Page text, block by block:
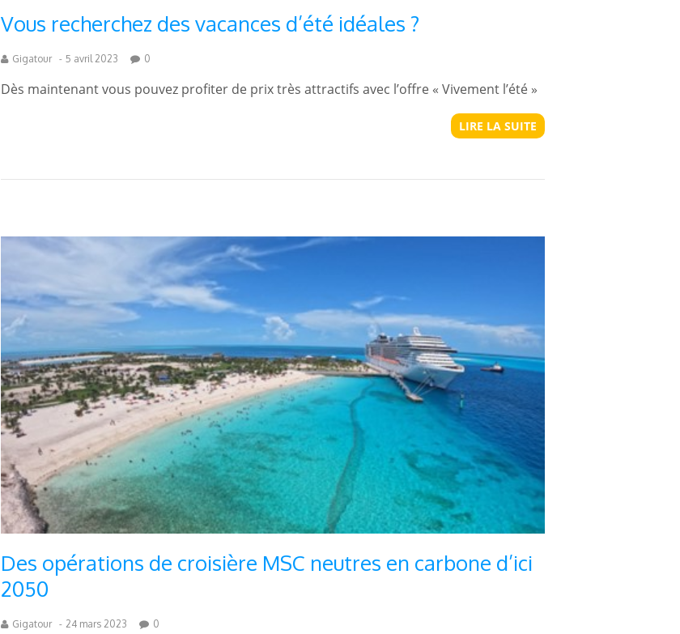
Vous recherchez des vacances d’été idéales ?
Gigatour - 5 avril 2023 0
Dès maintenant vous pouvez profiter de prix très attractifs avec l’offre « Vivement l’été »
LIRE LA SUITE
Des opérations de croisière MSC neutres en carbone d’ici
2050
Gigatour - 24 mars 2023 0